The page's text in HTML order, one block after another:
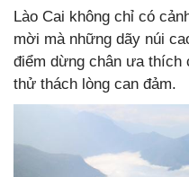
Lào Cai không chỉ có
mời mà những dãy núi
điểm dừng chân ưa thích
thử thách lòng can đảm.